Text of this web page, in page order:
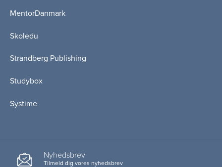
MentorDanmark
Skoledu
Strandberg Publishing
Studybox
Systime
Nyhedsbrev
Tilmeld dig vores nyhedsbrev